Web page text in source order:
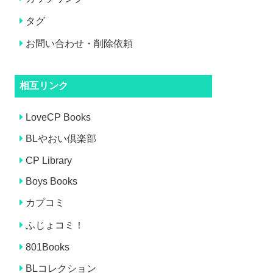
タグ
お問い合わせ・削除依頼
相互リンク
LoveCP Books
BLやおい倶楽部
CP Library
Boys Books
カプコミ
ふじょコミ！
801Books
BLコレクション